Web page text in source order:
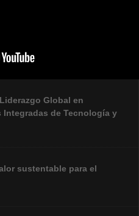
Global en
Integradas de Tecnología y
sustentable para el